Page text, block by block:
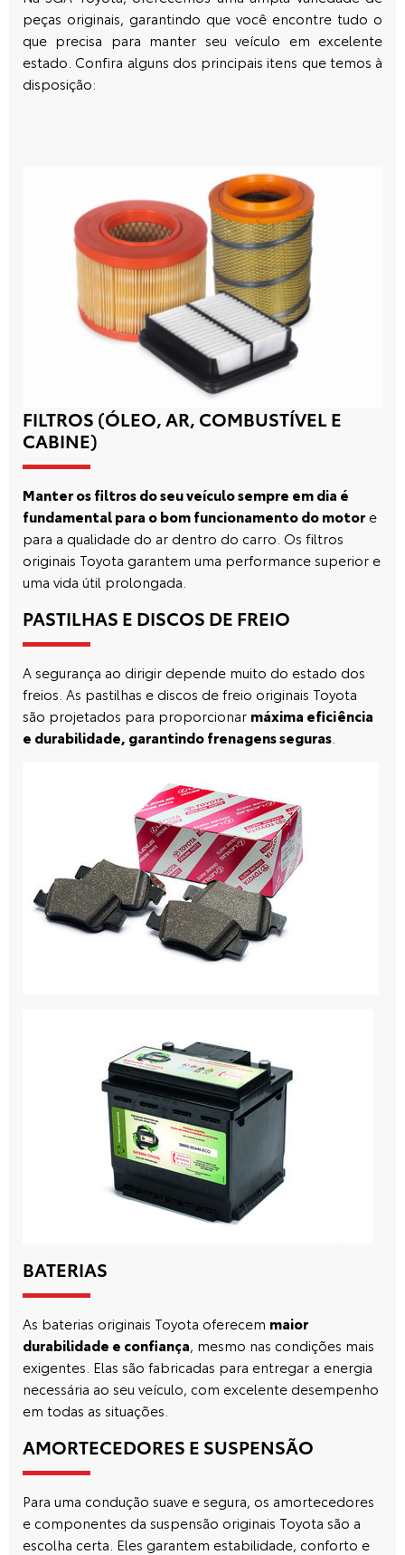
peças originais, garantindo que você encontre tudo o
que precisa para manter seu veículo em excelente
estado. Confira alguns dos principais itens que temos à
disposição:
FILTROS (ÓLEO, AR, COMBUSTÍVEL E
CABINE)
Manter os filtros do seu veículo sempre em dia é
fundamental para o bom funcionamento do motore
para a qualidade do ar dentro do carro. Os filtros
originais Toyota garantem uma performance superior e
uma vida útil prolongada.
PASTILHAS E DISCOS DE FREIO
A segurança ao dirigir depende muito do estado dos
freios. As pastilhas e discos de freio originais Toyota
são projetados para proporcionar máxima eficiência
e durabilidade, garantindo frenagens seguras
BATERIAS
As baterias originais Toyota oferecem maior
durabilidade e confiança, mesmo nas condições mais
exigentes. Elas são fabricadas para entregar a energia
necessária ao seu veículo, com excelente desempenho
em todas as situações.
AMORTECEDORES E SUSPENSÃO
Para uma condução suave e segura, os amortecedores
e componentes da suspensão originais Toyota são a
escolha certa. Eles garantem estabilidade, conforto e